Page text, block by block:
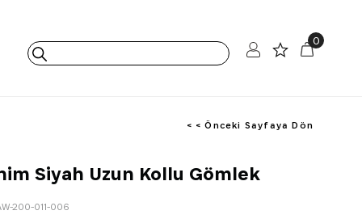
0
< < Önceki Sayfaya Dön
Siyah Uzun Kollu Gömlek
200-011-006